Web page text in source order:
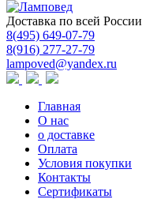
Доставка по всей России
8(495) 649-07-79
8(916) 277-27-79
lampoved@yandex.ru
Главная
О нас
о доставке
Оплата
Условия покупки
Контакты
Сертификаты